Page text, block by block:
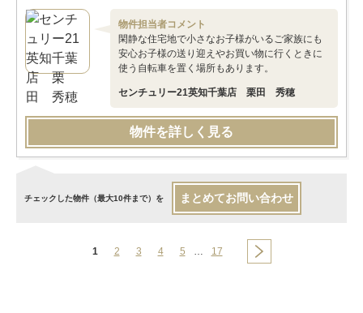
物件担当者コメント
閑静な住宅地で小さなお子様がいるご家族にも
安心お子様の送り迎えやお買い物に行くときに
使う自転車を置く場所もあります。
センチュリー21英知千葉店 栗田 秀穂
物件を詳しく見る
チェックした物件（最大10件まで）を まとめてお問い合わせ
1 2 3 4 5 … 17